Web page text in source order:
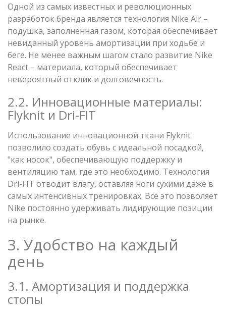
Одной из самых известных и революционных
разработок бренда является технология Nike Air –
подушка, заполненная газом, которая обеспечивает
невиданный уровень амортизации при ходьбе и
беге. Не менее важным шагом стало развитие Nike
React – материала, который обеспечивает
невероятный отклик и долговечность.
2.2. Инновационные материалы:
Flyknit и Dri-FIT
Использование инновационной ткани Flyknit
позволило создать обувь с идеальной посадкой,
"как носок", обеспечивающую поддержку и
вентиляцию там, где это необходимо. Технология
Dri-FIT отводит влагу, оставляя ноги сухими даже в
самых интенсивных тренировках. Всё это позволяет
Nike постоянно удерживать лидирующие позиции
на рынке.
3. Удобство на каждый
день
3.1. Амортизация и поддержка
стопы